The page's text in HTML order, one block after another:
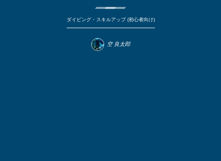
ダイビング・スキルアップ (初心者向け)
空 良太郎